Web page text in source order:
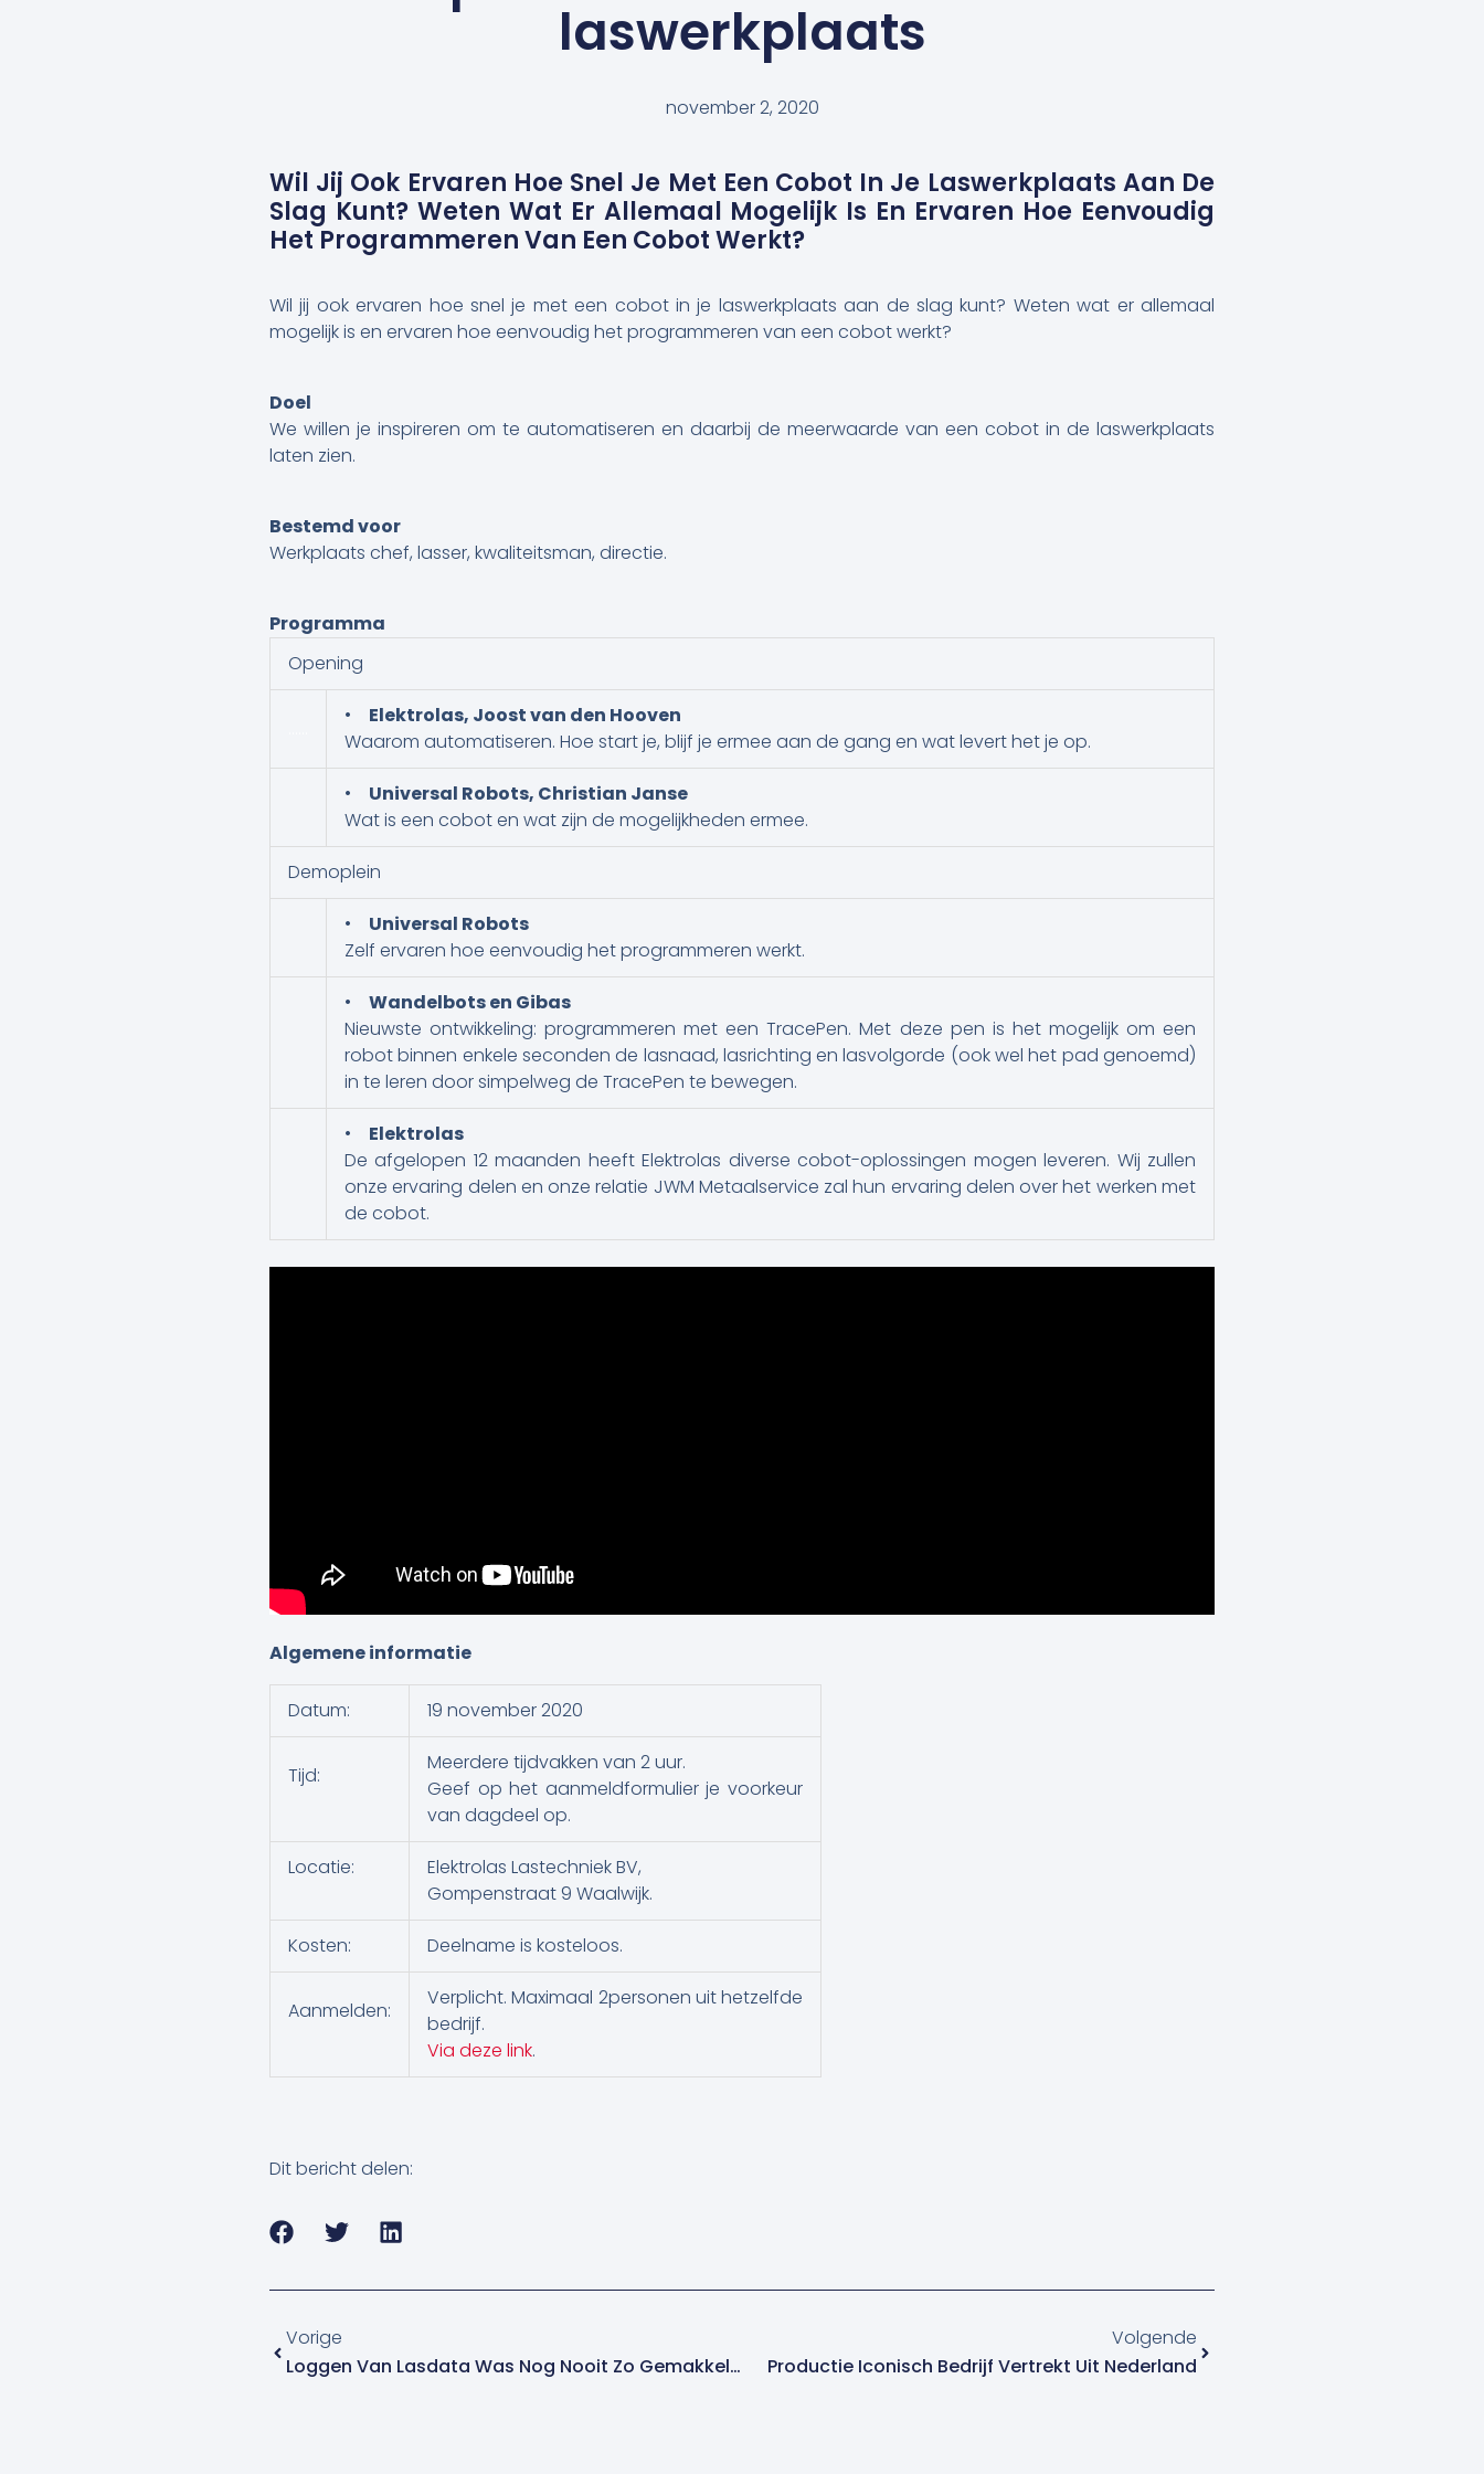
laswerkplaats
november 2, 2020
Wil Jij Ook Ervaren Hoe Snel Je Met Een Cobot In Je Laswerkplaats Aan De
Slag Kunt? Weten Wat Er Allemaal Mogelijk Is En Ervaren Hoe Eenvoudig
Het Programmeren Van Een Cobot Werkt?
Wil jij ook ervaren hoe snel je met een cobot in je laswerkplaats aan de slag kunt? Weten wat er allemaal
mogelijk is en ervaren hoe eenvoudig het programmeren van een cobot werkt?
Doel
We willen je inspireren om te automatiseren en daarbij de meerwaarde van een cobot in de laswerkplaats
laten zien.
Bestemd voor
Werkplaats chef, lasser, kwaliteitsman, directie.
Programma
Opening
• Elektrolas, Joost van den Hooven
Waarom automatiseren. Hoe start je, blijf je ermee aan de gang en wat levert het je op.
• Universal Robots, Christian Janse
Wat is een cobot en wat zijn de mogelijkheden ermee.
Demoplein
• Universal Robots
Zelf ervaren hoe eenvoudig het programmeren werkt.
• Wandelbots en Gibas
Nieuwste ontwikkeling: programmeren met een TracePen. Met deze pen is het mogelijk om een
robot binnen enkele seconden de lasnaad, lasrichting en lasvolgorde (ook wel het pad genoemd)
in te leren door simpelweg de TracePen te bewegen.
• Elektrolas
De afgelopen 12 maanden heeft Elektrolas diverse cobot-oplossingen mogen leveren. Wij zullen
onze ervaring delen en onze relatie JWM Metaalservice zal hun ervaring delen over het werken met
de cobot.
Algemene informatie
Datum: 19 november 2020
Tijd:
Meerdere tijdvakken van 2 uur.
Geef op het aanmeldformulier je voorkeur
van dagdeel op.
Locatie:
Elektrolas Lastechniek BV,
Gompenstraat 9 Waalwijk.
Kosten: Deelname is kosteloos.
Aanmelden:
Verplicht. Maximaal 2personen uit hetzelfde
bedrijf.
Via deze link.
Dit bericht delen:
Vorige
Loggen Van Lasdata Was Nog Nooit Zo Gemakkelijk!
Volgende
Productie Iconisch Bedrijf Vertrekt Uit Nederland